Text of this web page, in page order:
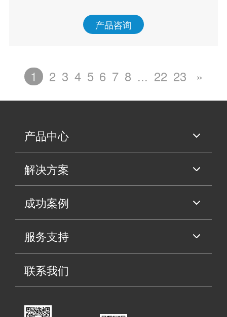
产品咨询
1 2 3 4 5 6 7 8 ... 22 23 »
产品中心
解决方案
成功案例
服务支持
联系我们